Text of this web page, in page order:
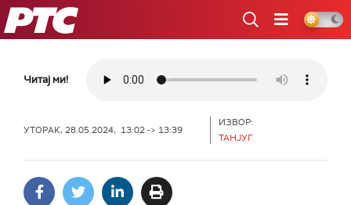
РТС
Читај ми!
УТОРАК, 28.05.2024, 13:02 -> 13:39
ИЗВОР:
ТАНЈУГ